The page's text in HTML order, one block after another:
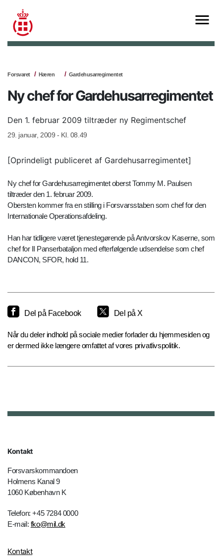
Forsvaret Hæren Gardehusarregimentet
Ny chef for Gardehusarregimentet
Den 1. februar 2009 tiltræder ny Regimentschef
29. januar, 2009 - Kl. 08.49
[Oprindeligt publiceret af Gardehusarregimentet]
Ny chef for Gardehusarregimentet oberst Tommy M. Paulsen
tiltræder den 1. februar 2009.
Obersten kommer fra en stilling i Forsvarsstaben som chef for den
Internationale Operationsafdeling.
Han har tidligere været tjenestegørende på Antvorskov Kaserne, som
chef for II Panserbataljon med efterfølgende udsendelse som chef
DANCON, SFOR, hold 11.
Del på Facebook Del på X
Når du deler indhold på sociale medier forlader du hjemmesiden og
er dermed ikke længere omfattet af vores privatlivspolitik.
Kontakt
Forsvarskommandoen
Holmens Kanal 9
1060 København K
Telefon: +45 7284 0000
E-mail: fko@mil.dk
Kontakt